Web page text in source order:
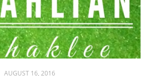
AUGUST 16, 2016